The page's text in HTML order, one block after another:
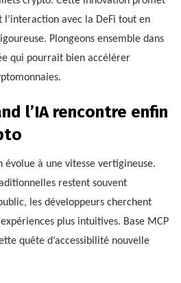
avec la DeFi tout en
Plongeons ensemble dans
qui pourrait bien accélérer
l’IA rencontre enfin
évolue à une vitesse vertigineuse.
restent souvent
les développeurs cherchent
plus intuitives. Base MCP
quête d’accessibilité nouvelle